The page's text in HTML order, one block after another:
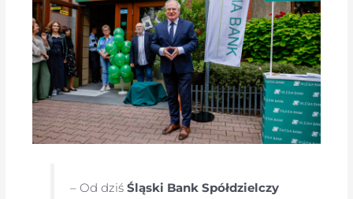
– Od dziśŚląski Bank Spółdzielczy